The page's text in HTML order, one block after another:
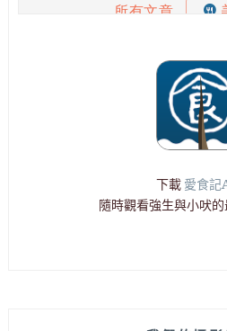
下載 愛食記
隨時觀看強生與小吠